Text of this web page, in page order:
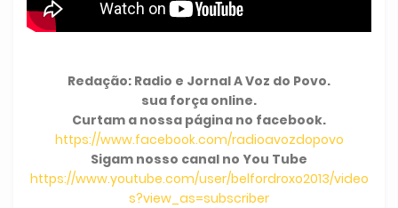
Redação: Radio e Jornal A Voz do Povo.
sua força online.
Curtam a nossa página no facebook.
https://www.facebook.com/radioavozdopovo
Sigam nosso canal no You Tube
https://www.youtube.com/user/belfordroxo2013/video
s?view_as=subscriber